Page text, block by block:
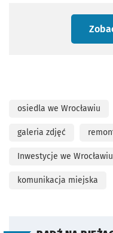
osiedla we Wrocławiu
galeria zdjęć
Inwestycje we Wrocławiu
komunikacja miejska